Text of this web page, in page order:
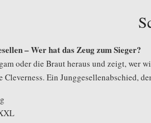
– Wer hat das Zeug zum Sieger?
oder die Braut heraus und zeigt, wer
Cleverness. Ein Junggesellenabschied,